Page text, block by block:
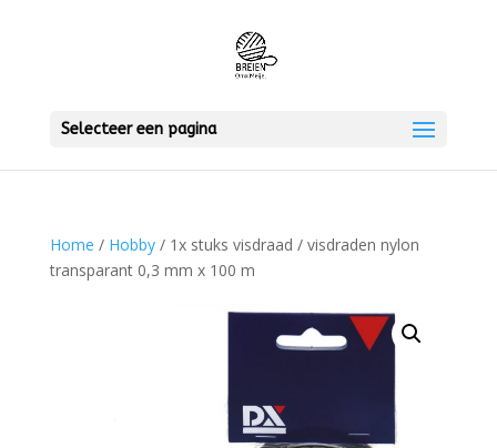
Selecteer een pagina
Home / Hobby/ 1x stuks visdraad / visdraden nylon
transparant 0,3 mm x 100 m